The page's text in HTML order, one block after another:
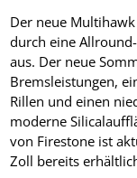
Der neue
durch eine
aus. Der neue
Bremsleistungen,
Rillen und einen
moderne
von Firestone ist
Zoll bereits